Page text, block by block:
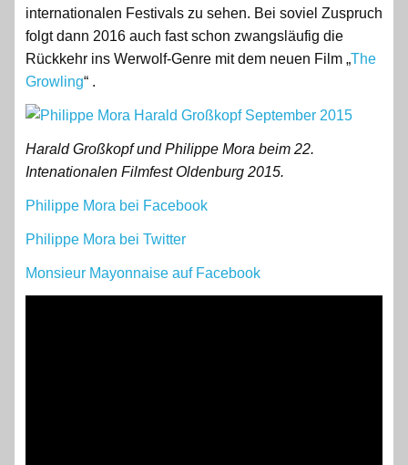
internationalen Festivals zu sehen. Bei soviel Zuspruch
folgt dann 2016 auch fast schon zwangsläufig die
Rückkehr ins Werwolf-Genre mit dem neuen Film „The
Growling“ .
Harald Großkopf und Philippe Mora beim 22.
Intenationalen Filmfest Oldenburg 2015.
Philippe Mora bei Facebook
Philippe Mora bei Twitter
Monsieur Mayonnaise auf Facebook